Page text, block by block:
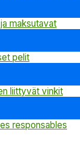
maksutavat
pelit
liittyvät vinkit
responsables